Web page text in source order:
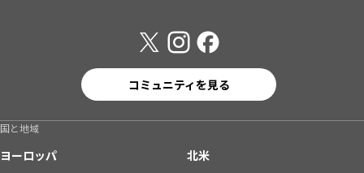
コミュニティを見る
国と地域
ヨーロッパ
北米